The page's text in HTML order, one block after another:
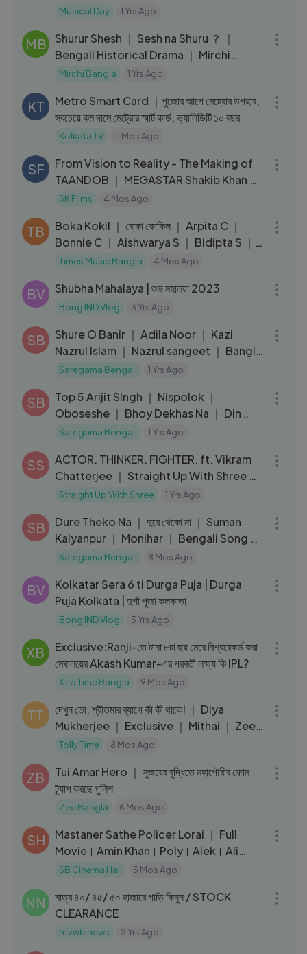
Shyama Sangeet _ Aalo
Musical Day 1 Yrs Ago
MB
Shurur Shesh ｜ Sesh na Shuru ？ ｜
Bengali Historical Drama ｜ Mirchi
Bangla ｜ EP 1
Mirchi Bangla 1 Yrs Ago
KT
Metro Smart Card ｜পুজোর আগে মেট্রোর উপহার,
সবচেয়ে কম দামে মেট্রোর স্মার্ট কার্ড, ভ্যালিডিটি ১০ বছর
Kolkata TV 11 Mos Ago
SF
From Vision to Reality - The Making of
TAANDOB ｜ MEGASTAR Shakib Khan ｜
SK Films
SK Films 4 Mos Ago
TB
Boka Kokil ｜ বোকা কোকিল ｜ Arpita C ｜
Bonnie C ｜ Aishwarya S ｜ Bidipta S ｜
New
Times Music Bangla 4 Mos Ago
BV Shubha Mahalaya | শুভ মহালয়া 2023
Bong IND Vlog 3 Yrs Ago
SB
Shure O Banir ｜ Adila Noor ｜ Kazi
Nazrul Islam ｜ Nazrul sangeet ｜ Bangla
Gaan 2023
Saregama Bengali 1 Yrs Ago
SB
Top 5 Arijit SIngh ｜ Nispolok ｜
Oboseshe ｜ Bhoy Dekhas Na ｜ Din
Khon Mapa Ache ｜ Bangla Gaan
Saregama Bengali 1 Yrs Ago
SS
ACTOR. THINKER. FIGHTER. ft. Vikram
Chatterjee ｜ Straight Up With Shree ｜
EP 48
Straight Up With Shree 1 Yrs Ago
SB
Dure Theko Na ｜ দুরে থেকো না ｜ Suman
Kalyanpur ｜ Monihar ｜ Bengali Song ｜
বাংলা গান
Saregama Bengali 8 Mos Ago
BV
Kolkatar Sera 6 ti Durga Puja | Durga
Puja Kolkata | দুর্গা পূজা কলকাতা
Bong IND Vlog 3 Yrs Ago
XB
Exclusive:Ranji-তে টানা ৮টা ছয় মেরে বিশ্বরেকর্ড করা
মেঘালয়ের Akash Kumar-এর পরবর্তী লক্ষ্য কি IPL?
Xtra Time Bangla 9 Mos Ago
TT
দেখুন তো, শ্রীতমার ব্যাগে কী কী থাকে! ｜ Diya
Mukherjee ｜ Exclusive ｜ Mithai ｜ Zee
Bangla
Tolly Time 8 Mos Ago
ZB
Tui Amar Hero ｜ সুজয়ের বুদ্ধিতে মহাগৌরীর ফোন
ট্র্যাপ করছে পুলিশ
Zee Bangla 6 Mos Ago
SH
Mastaner Sathe Policer Lorai ｜ Full
Movie। Amin Khan। Poly। Alek। Ali
Raj। Nasir
SB Cinema Hall 5 Mos Ago
NN
মাত্র ৪০/ ৪৫/ ৫০ হাজারে গাড়ি কিনুন / STOCK
CLEARANCE
ntvwb news 2 Yrs Ago